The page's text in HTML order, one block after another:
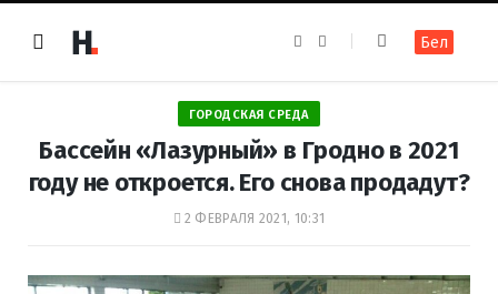
e
b
o
o
k
t
a
m
Бел
ГОРОДСКАЯ СРЕДА
Бассейн «Лазурный» в Гродно в 2021
году не откроется. Его снова продадут?
2 ФЕВРАЛЯ 2021, 10:31